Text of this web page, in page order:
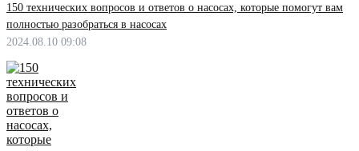
150 технических вопросов и ответов о насосах, которые помогут вам
полностью разобраться в насосах
2024.08.10 09:08